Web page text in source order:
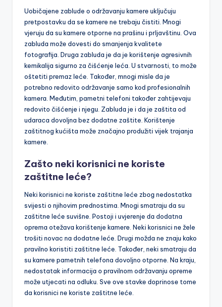
Uobičajene zablude o održavanju kamere uključuju
pretpostavku da se kamere ne trebaju čistiti. Mnogi
vjeruju da su kamere otporne na prašinu i prljavštinu. Ova
zabluda može dovesti do smanjenja kvalitete
fotografija. Druga zabluda je da je korištenje agresivnih
kemikalija sigurno za čišćenje leća. U stvarnosti, to može
oštetiti premaz leće. Također, mnogi misle da je
potrebno redovito održavanje samo kod profesionalnih
kamera. Međutim, pametni telefoni također zahtijevaju
redovito čišćenje i njegu. Zabluda je i da je zaštita od
udaraca dovoljna bez dodatne zaštite. Korištenje
zaštitnog kućišta može značajno produžiti vijek trajanja
kamere.
Zašto neki korisnici ne koriste
zaštitne leće?
Neki korisnici ne koriste zaštitne leće zbog nedostatka
svijesti o njihovim prednostima. Mnogi smatraju da su
zaštitne leće suvišne. Postoji i uvjerenje da dodatna
oprema otežava korištenje kamere. Neki korisnici ne žele
trošiti novac na dodatne leće. Drugi možda ne znaju kako
pravilno koristiti zaštitne leće. Također, neki smatraju da
su kamere pametnih telefona dovoljno otporne. Na kraju,
nedostatak informacija o pravilnom održavanju opreme
može utjecati na odluku. Sve ove stavke doprinose tome
da korisnici ne koriste zaštitne leće.